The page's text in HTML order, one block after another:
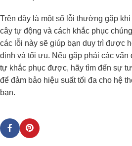
Trên đây là một số lỗi thường gặp
cây tự động và cách khắc phục
các lỗi này sẽ giúp bạn duy trì được
định và tối ưu. Nếu gặp phải các vấn
tự khắc phục được, hãy tìm đến sự
để đảm bảo hiệu suất tối đa cho hệ
bạn.